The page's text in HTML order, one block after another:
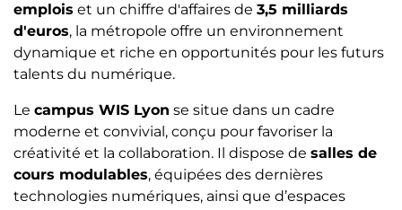
emplois et un chiffre d'affaires de 3,5 milliards
d'euros, la métropole offre un environnement
dynamique et riche en opportunités pour les futurs
talents du numérique.
Le campus WIS Lyon se situe dans un cadre
moderne et convivial, conçu pour favoriser la
créativité et la collaboration. Il dispose de salles de
cours modulables, équipées des dernières
technologies numériques, ainsi que d’espaces